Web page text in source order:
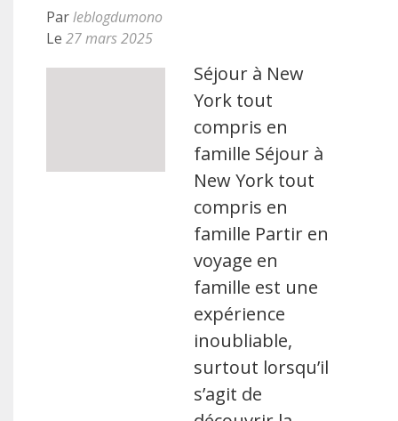
Parleblogdumono
Le 27 mars 2025
Séjour à New
York tout
compris en
famille Séjour à
New York tout
compris en
famille Partir en
voyage en
famille est une
expérience
inoubliable,
surtout lorsqu’il
s’agit de